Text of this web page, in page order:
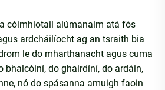
cóimhiotail alúmanaim atá fós
ardcháilíocht ag an tsraith bia
le do mharthanacht agus cuma
bhalcóiní, do ghairdíní, do ardáin,
nó do spásanna amuigh faoin